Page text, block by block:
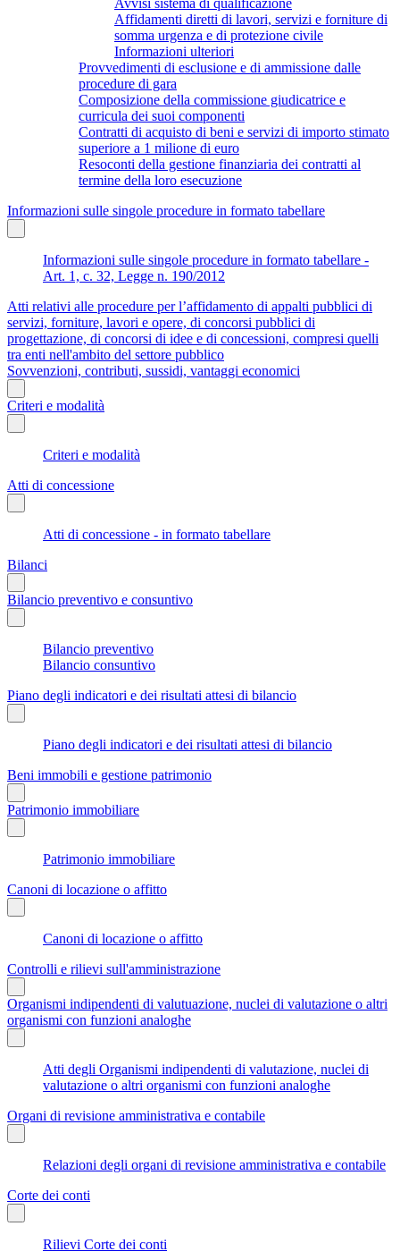
Affidamenti diretti di lavori, servizi e forniture di
somma urgenza e di protezione civile
Informazioni ulteriori
Provvedimenti di esclusione e di ammissione dalle
procedure di gara
Composizione della commissione giudicatrice e
curricula dei suoi componenti
Contratti di acquisto di beni e servizi di importo stimato
superiore a 1 milione di euro
Resoconti della gestione finanziaria dei contratti al
termine della loro esecuzione
Informazioni sulle singole procedure in formato tabellare
Informazioni sulle singole procedure in formato tabellare -
Art. 1, c. 32, Legge n. 190/2012
Atti relativi alle procedure per l’affidamento di appalti pubblici di
servizi, forniture, lavori e opere, di concorsi pubblici di
progettazione, di concorsi di idee e di concessioni, compresi quelli
tra enti nell'ambito del settore pubblico
Sovvenzioni, contributi, sussidi, vantaggi economici
Criteri e modalità
Criteri e modalità
Atti di concessione
Atti di concessione - in formato tabellare
Bilanci
Bilancio preventivo e consuntivo
Bilancio preventivo
Bilancio consuntivo
Piano degli indicatori e dei risultati attesi di bilancio
Piano degli indicatori e dei risultati attesi di bilancio
Beni immobili e gestione patrimonio
Patrimonio immobiliare
Patrimonio immobiliare
Canoni di locazione o affitto
Canoni di locazione o affitto
Controlli e rilievi sull'amministrazione
Organismi indipendenti di valutuazione, nuclei di valutazione o altri
organismi con funzioni analoghe
Atti degli Organismi indipendenti di valutazione, nuclei di
valutazione o altri organismi con funzioni analoghe
Organi di revisione amministrativa e contabile
Relazioni degli organi di revisione amministrativa e contabile
Corte dei conti
Rilievi Corte dei conti